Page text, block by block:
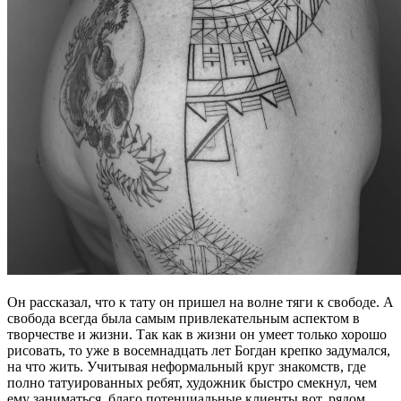
Он рассказал, что к тату он пришел на волне тяги к свободе. А
свобода всегда была самым привлекательным аспектом в
творчестве и жизни. Так как в жизни он умеет только хорошо
рисовать, то уже в восемнадцать лет Богдан крепко задумался,
на что жить. Учитывая неформальный круг знакомств, где
полно татуированных ребят, художник быстро смекнул, чем